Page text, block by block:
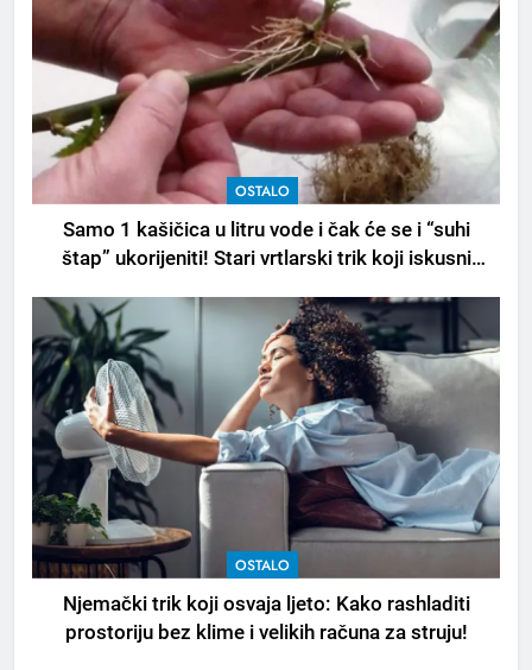
OSTALO
Samo 1 kašičica u litru vode i čak će se i “suhi
štap” ukorijeniti! Stari vrtlarski trik koji iskusni
OSTALO
Njemački trik koji osvaja ljeto: Kako rashladiti
prostoriju bez klime i velikih računa za struju!